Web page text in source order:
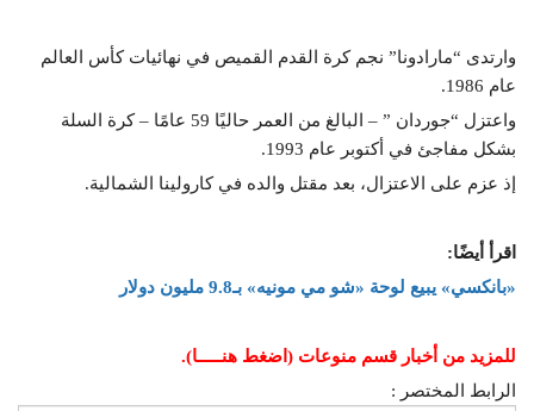
وارتدى “مارادونا” نجم كرة القدم القميص في نهائيات كأس العالم
عام 1986.
واعتزل “جوردان ” – البالغ من العمر حاليًا 59 عامًا – كرة السلة
بشكل مفاجئ في أكتوبر عام 1993.
إذ عزم على الاعتزال، بعد مقتل والده في كارولينا الشمالية.
اقرأ أيضًا:
«بانكسي» يبيع لوحة «شو مي مونيه» بـ9.8 مليون دولار
للمزيد من أخبار قسم منوعات (اضغط هنـــــا).
الرابط المختصر :